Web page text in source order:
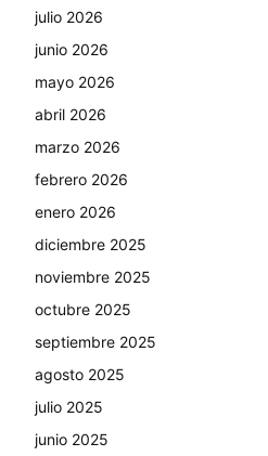
julio 2026
junio 2026
mayo 2026
abril 2026
marzo 2026
febrero 2026
enero 2026
diciembre 2025
noviembre 2025
octubre 2025
septiembre 2025
agosto 2025
julio 2025
junio 2025